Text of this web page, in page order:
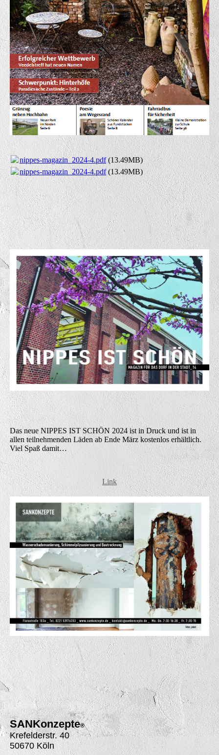
nippes-magazin_2024-4.pdf(13.49MB)
nippes-magazin_2024-4.pdf(13.49MB)
Das neue NIPPES IST SCHÖN 2024 ist in Druck und ist in
allen teilnehmenden Läden ab Ende März kostenlos erhältlich.
Viel Spaß damit…
Link
SANKonzepte®
Krefelderstr. 40
50670 Köln